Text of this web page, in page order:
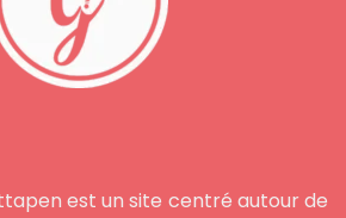
est un site centré autour de